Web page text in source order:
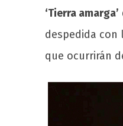
‘Tierra amarga’
despedida
que ocurrirán